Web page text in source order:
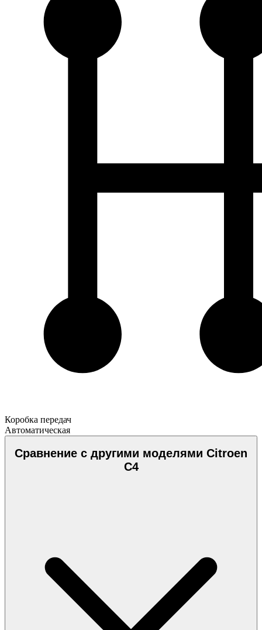
Коробка передач
Автоматическая
Сравнение с другими моделями Citroen
C4